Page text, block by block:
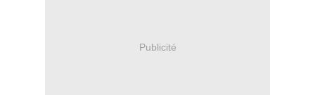
Publicité